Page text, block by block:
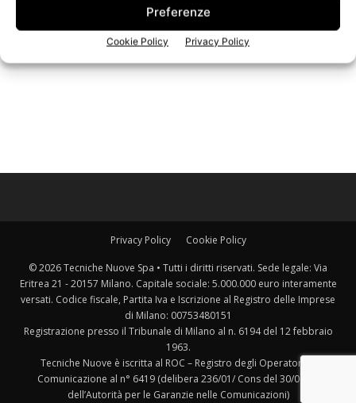
Preferenze
Cookie Policy Privacy Policy
Privacy Policy Cookie Policy
© 2026 Tecniche Nuove Spa • Tutti i diritti riservati. Sede legale: Via
Eritrea 21 - 20157 Milano. Capitale sociale: 5.000.000 euro interamente
versati. Codice fiscale, Partita Iva e Iscrizione al Registro delle Imprese
di Milano: 00753480151
Registrazione presso il Tribunale di Milano al n. 6194 del 12 febbraio
1963.
Tecniche Nuove è iscritta al ROC – Registro degli Operatori di
Comunicazione al n° 6419 (delibera 236/01/ Cons del 30/06/01
dell’Autorità per le Garanzie nelle Comunicazioni)